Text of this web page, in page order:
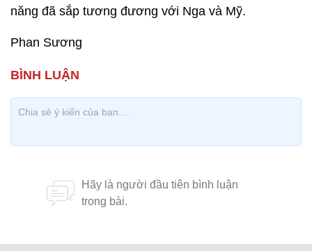
năng đã sắp tương đương với Nga và Mỹ.
Phan Sương